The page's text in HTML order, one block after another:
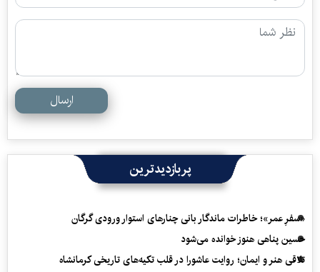
ارسال
پربازدیدترین
«سفرِ عمر»؛ خاطرات ماندگار بانی چنارهای استوار ورودی گرگان
حسین پناهی هنوز خوانده می‌شود
تلاقی هنر و ایمان؛ روایت عاشورا در قلب تکیه‌های تاریخی کرمانشاه